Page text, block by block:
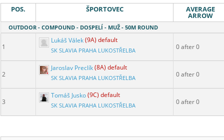
POS. ŠPORTOVEC AVERAGE
ARROW
OUTDOOR - COMPOUND - DOSPELÍ - MUŽ - 50M ROUND
1
Lukáš Válek(9A) default
SK SLAVIA PRAHA LUKOSTŘELBA 0 after 0
2
Jaroslav Preclík(8A) default
SK SLAVIA PRAHA LUKOSTŘELBA 0 after 0
3
Tomáš Jusko(9C) default
SK SLAVIA PRAHA LUKOSTŘELBA 0 after 0